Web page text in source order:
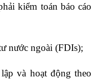
kiểm toán báo cáo
nước ngoài (FDIs);
và hoạt động theo